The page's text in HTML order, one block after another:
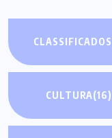
CLASSIFICADOS
CULTURA(16)